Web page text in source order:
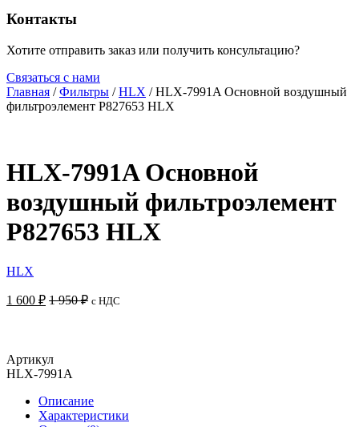
Контакты
Хотите отправить заказ или получить консультацию?
Связаться с нами
Главная /Фильтры /HLX / HLX-7991A Основной воздушный
фильтроэлемент P827653 HLX
HLX-7991A Основной
воздушный фильтроэлемент
P827653 HLX
HLX
1 600 ₽ 1 950₽ с НДС
Артикул
HLX-7991A
Описание
Характеристики